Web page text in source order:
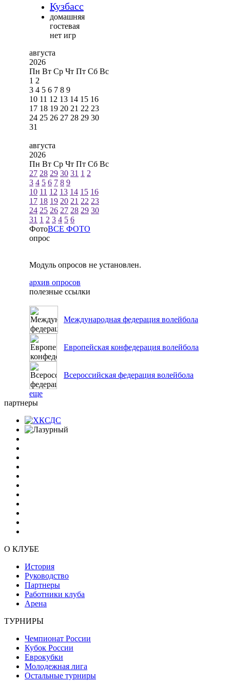
Кузбасс
домашняя
гостевая
нет игр
августа
2026
Пн Вт Ср Чт Пт Сб Вс
1 2
3 4 5 6 7 8 9
10 11 12 13 14 15 16
17 18 19 20 21 22 23
24 25 26 27 28 29 30
31
августа
2026
Пн Вт Ср Чт Пт Сб Вс
27 28 29 30 31 1 2
3 4 5 6 7 8 9
10 11 12 13 14 15 16
17 18 19 20 21 22 23
24 25 26 27 28 29 30
31 1 2 3 4 5 6
ФотоВСЕ ФОТО
опрос
Модуль опросов не установлен.
архив опросов
полезные ссылки
Международная федерация волейбола
Европейская конфедерация волейбола
Всероссийская федерация волейбола
еще
партнеры
О КЛУБЕ
История
Руководство
Партнеры
Работники клуба
Арена
ТУРНИРЫ
Чемпионат России
Кубок России
Еврокубки
Молодежная лига
Остальные турниры